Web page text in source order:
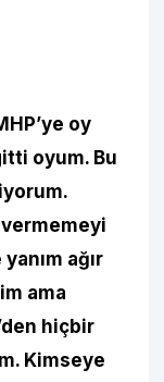
oy
oyum. Bu
vermemeyi
ağır
ama
hiçbir
Kimseye